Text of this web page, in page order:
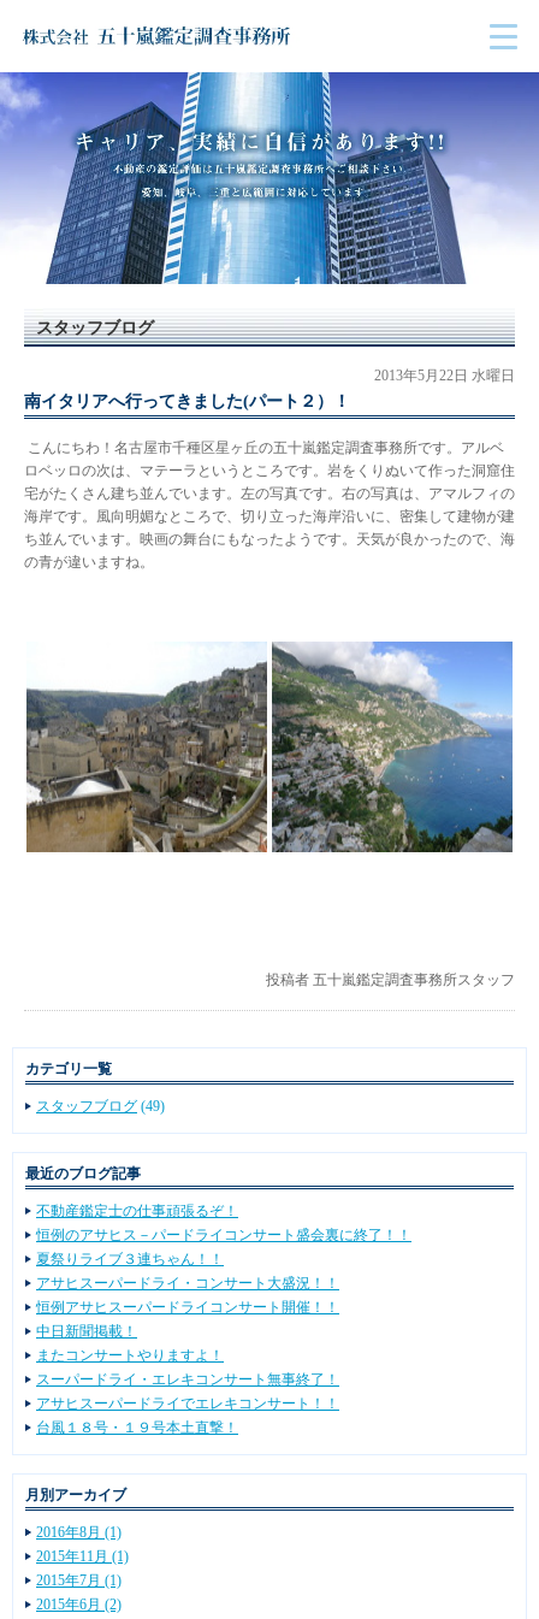
スタッフブログ
2013年5月22日 水曜日
南イタリアへ行ってきました(パート２）！
こんにちわ！名古屋市千種区星ヶ丘の五十嵐鑑定調査事務所です。アルベ
ロベッロの次は、マテーラというところです。岩をくりぬいて作った洞窟住
宅がたくさん建ち並んでいます。左の写真です。右の写真は、アマルフィの
海岸です。風向明媚なところで、切り立った海岸沿いに、密集して建物が建
ち並んでいます。映画の舞台にもなったようです。天気が良かったので、海
の青が違いますね。
投稿者 五十嵐鑑定調査事務所スタッフ
カテゴリ一覧
スタッフブログ (49)
最近のブログ記事
不動産鑑定士の仕事頑張るぞ！
恒例のアサヒス－パードライコンサート盛会裏に終了！！
夏祭りライブ３連ちゃん！！
アサヒスーパードライ・コンサート大盛況！！
恒例アサヒスーパードライコンサート開催！！
中日新聞掲載！
またコンサートやりますよ！
スーパードライ・エレキコンサート無事終了！
アサヒスーパードライでエレキコンサート！！
台風１８号・１９号本土直撃！
月別アーカイブ
2016年8月 (1)
2015年11月 (1)
2015年7月 (1)
2015年6月 (2)